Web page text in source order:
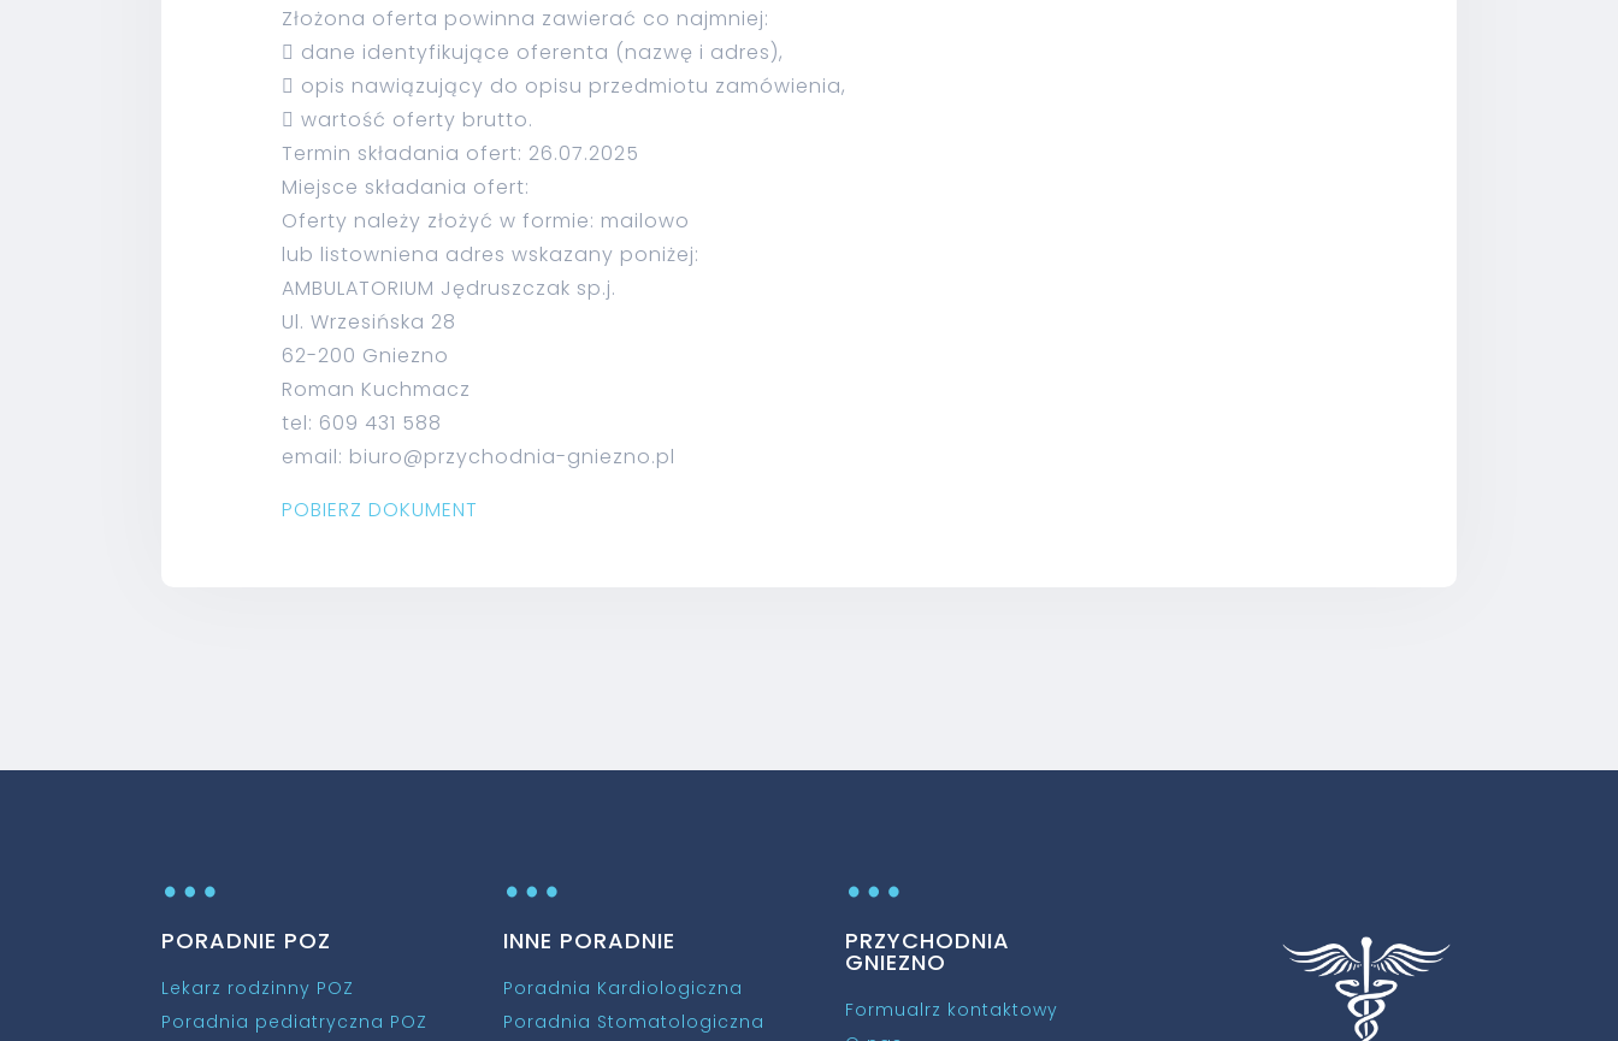
Złożona oferta powinna zawierać co najmniej:
 dane identyfikujące oferenta (nazwę i adres),
 opis nawiązujący do opisu przedmiotu zamówienia,
 wartość oferty brutto.
Termin składania ofert: 26.07.2025
Miejsce składania ofert:
Oferty należy złożyć w formie: mailowo
lub listowniena adres wskazany poniżej:
AMBULATORIUM Jędruszczak sp.j.
Ul. Wrzesińska 28
62-200 Gniezno
Roman Kuchmacz
tel: 609 431 588
email: biuro@przychodnia-gniezno.pl
POBIERZ DOKUMENT
…
PORADNIE POZ
Lekarz rodzinny POZ
Poradnia pediatryczna POZ
…
INNE PORADNIE
Poradnia Kardiologiczna
Poradnia Stomatologiczna
…
PRZYCHODNIA
GNIEZNO
Formualrz kontaktowy